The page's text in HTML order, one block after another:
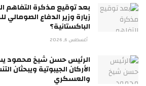
بعد توقيع مذكرة التفاهم
زيارة وزير الدفاع
الباكستانية؟
أغسطس 6, 2026
الرئيس حسن شيخ محمود
الأركان الجيبوتية ويبحثان
والعسكري